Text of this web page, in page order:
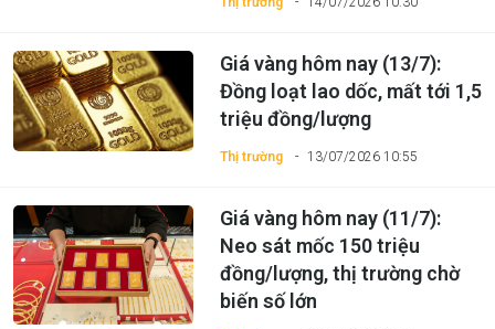
Thị trường 13/07/2026 10:55
Giá vàng hôm nay (13/7):
Đồng loạt lao dốc, mất tới 1,5
triệu đồng/lượng
Giá vàng hôm nay (11/7):
Neo sát mốc 150 triệu
đồng/lượng, thị trường chờ
biến số lớn